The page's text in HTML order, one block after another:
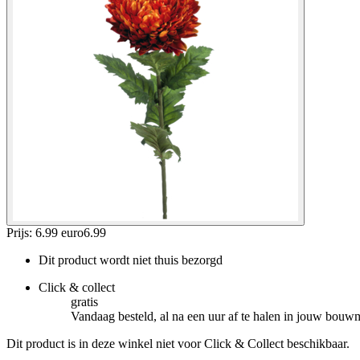
Prijs: 6.99 euro6.99
Dit product wordt niet thuis bezorgd
Click & collect
gratis
Vandaag besteld, al na een uur af te halen in jouw
Dit product is in deze winkel niet voor Click & Collect beschikbaar.